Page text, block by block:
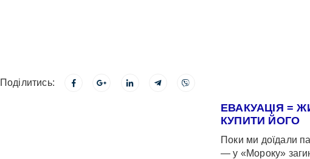
Поділитись:
ЕВАКУАЦІЯ =
КУПИТИ ЙОГО
Поки ми доїдали
— у «Мороку»